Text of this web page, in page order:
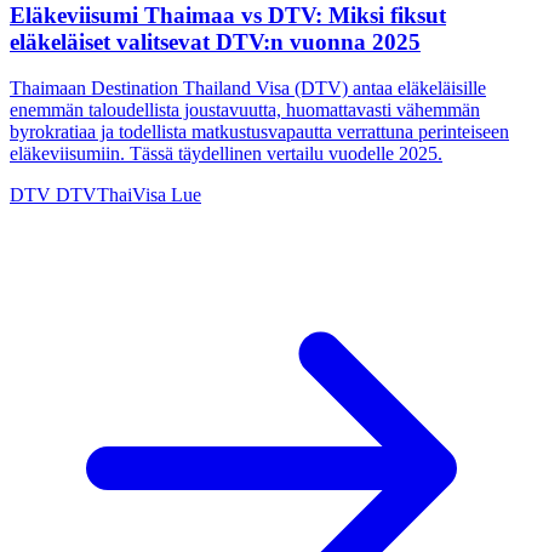
Eläkeviisumi Thaimaa vs DTV: Miksi fiksut
eläkeläiset valitsevat DTV:n vuonna 2025
Thaimaan Destination Thailand Visa (DTV) antaa eläkeläisille
enemmän taloudellista joustavuutta, huomattavasti vähemmän
byrokratiaa ja todellista matkustusvapautta verrattuna perinteiseen
eläkeviisumiin. Tässä täydellinen vertailu vuodelle 2025.
DTV DTVThaiVisa Lue